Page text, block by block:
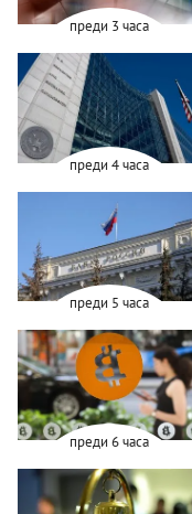
преди 3 часа
преди 4 часа
преди 5 часа
преди 6 часа